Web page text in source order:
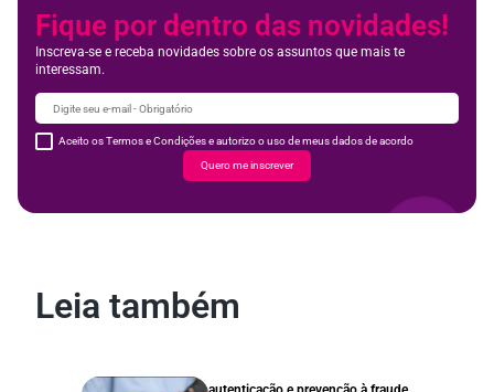
Fique por dentro das novidades!
Inscreva-se e receba novidades sobre os assuntos que mais te
interessam.
Aceito os Termos e Condições e autorizo o uso de meus dados de acordo
Quero me inscrever
Leia também